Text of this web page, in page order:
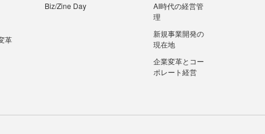
革
Biz/Zine Day
AI時代の経営管
理
新規事業開発の
現在地
企業変革とコー
ポレート経営